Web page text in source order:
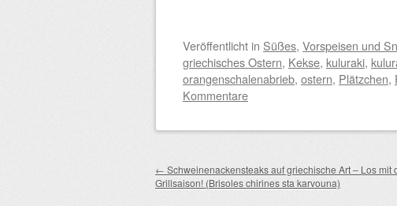
Veröffentlicht in Süßes, Vorspeisen und
griechisches Ostern, Kekse, kuluraki,
orangenschalenabrieb, ostern, Plätzchen,
Kommentare
Beitragsnavigation
← Schweinenackensteaks auf griechische Art – Los mit
Grillsaison! (Brisoles chirines sta karvouna)